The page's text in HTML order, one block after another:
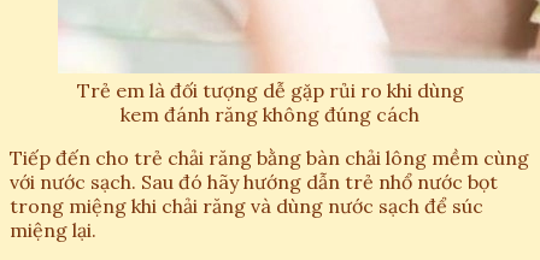
Trẻ em là đối tượng dễ gặp rủi ro khi dùng
kem đánh răng không đúng cách
Tiếp đến cho trẻ chải răng bằng bàn chải lông mềm cùng
với nước sạch. Sau đó hãy hướng dẫn trẻ nhổ nước bọt
trong miệng khi chải răng và dùng nước sạch để súc
miệng lại.